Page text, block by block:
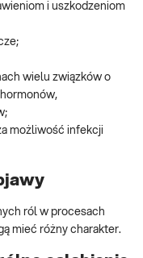
i uszkodzeniom
wielu związków o
możliwość infekcji
ról w procesach
mieć różny charakter.